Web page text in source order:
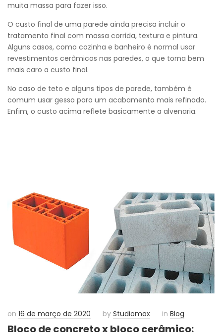
muita massa para fazer isso.
O custo final de uma parede ainda precisa incluir o
tratamento final com massa corrida, textura e pintura.
Alguns casos, como cozinha e banheiro é normal usar
revestimentos cerâmicos nas paredes, o que torna bem
mais caro a custo final.
No caso de teto e alguns tipos de parede, também é
comum usar gesso para um acabamento mais refinado.
Enfim, o custo acima reflete basicamente a alvenaria.
on 16 de março de 2020 by Studiomax in Blog
Bloco de concreto x bloco cerâmico: